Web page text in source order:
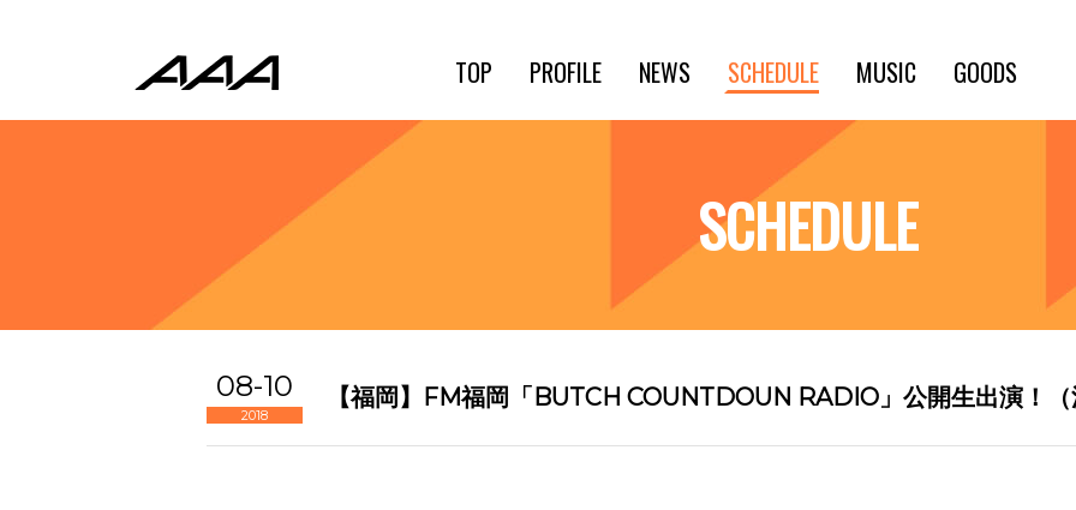
TOP PROFILE NEWS SCHEDULE MUSIC GOODS
SCHEDULE
08-10
2018
【福岡】FM福岡「BUTCH COUNTDOUN RADIO」公開生出演！